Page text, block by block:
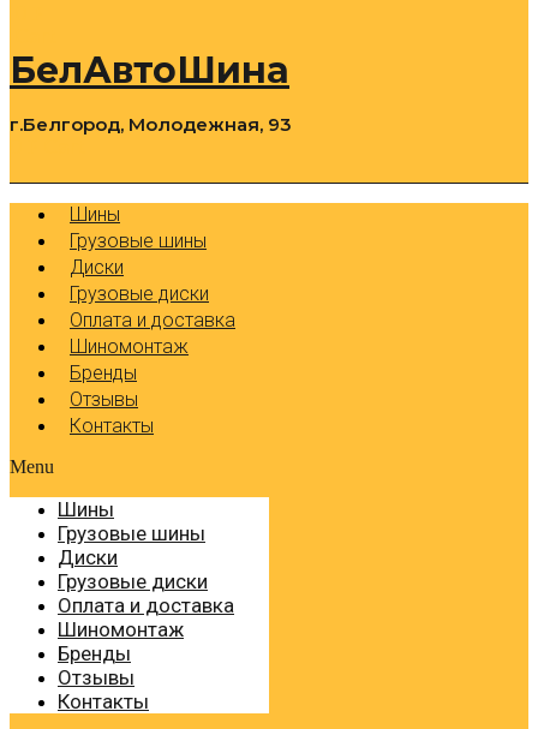
БелАвтоШина
г.Белгород, Молодежная, 93
Шины
Грузовые шины
Диски
Грузовые диски
Оплата и доставка
Шиномонтаж
Бренды
Отзывы
Контакты
Menu
Шины
Грузовые шины
Диски
Грузовые диски
Оплата и доставка
Шиномонтаж
Бренды
Отзывы
Контакты